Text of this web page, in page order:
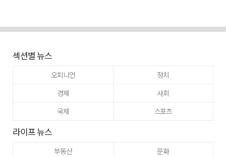
섹션별 뉴스
오피니언
정치
경제
사회
국제
스포츠
라이프 뉴스
부동산
문화